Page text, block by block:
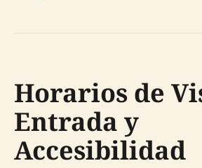
Horarios de
Entrada y
Accesibilidad